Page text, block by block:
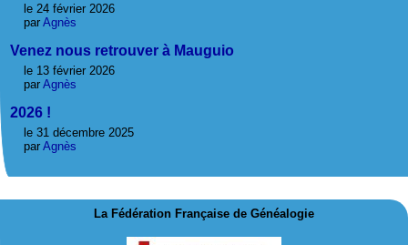
le 24 février 2026
par Agnès
Venez nous retrouver à Mauguio
le 13 février 2026
par Agnès
2026 !
le 31 décembre 2025
par Agnès
La Fédération Française de Généalogie